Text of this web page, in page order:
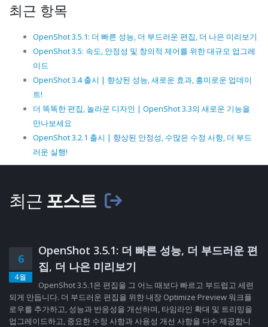
최근 항목
OpenShot 3.5.1: 더 빠른 성능, 더 부드러운 편집, 더 나은 미리보기
OpenShot 3.5: 속도, 안정성 및 창의적 제어를 위한 대규모 업그레
이드
OpenShot 3.4 출시 | 향상된 성능, 새로운 효과, 흥미로운 업데이
트!
더 똑똑한 편집, 놀라운 디자인 | OpenShot 3.3의 새로운 기능을
만나보세요
OpenShot 3.2.1 출시 | 향상된 안정성, 수많은 수정 사항, 더 부드
러운 실행!
최근 포스트
6
4월
OpenShot 3.5.1: 더 빠른 성능, 더 부드러운 편
집, 더 나은 미리보기
OpenShot 3.5.1은 편집을 그 어느 때보다 빠르고 부드럽고 세련
되게 만듭니다. 더 부드러운 편집을 위한 내장 Optimize Preview 워크플
로우를 추가하고, 성능과 반응성을 개선하며, 타임라인 확대 및 트리밍을
업그레이드하고, 중요한 수정 사항과 사용성 개선 사항을 다수 제공합니